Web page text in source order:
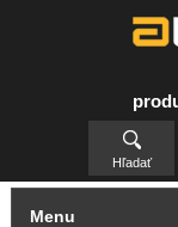
Hľadať
Menu